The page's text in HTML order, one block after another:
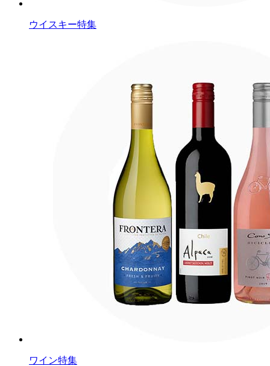
ウイスキー特集
ワイン特集